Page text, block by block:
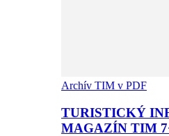
Archív TIM v PDF
TURISTICKÝ
MAGAZÍN TIM